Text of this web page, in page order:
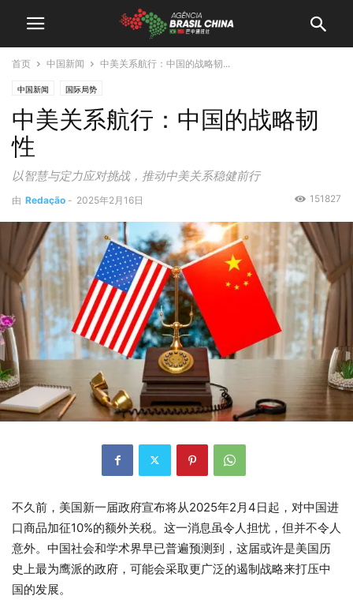
首页 中国新闻 中美关系航行：中国的战略韧...
中国新闻 国际局势
中美关系航行：中国的战略韧
性
以智慧与定力应对挑战，推动中美关系稳健前行
由 Redação - 2025年2月16日 151827
不久前，美国新一届政府宣布将从2025年2月4日起，对中国进
口商品加征10%的额外关税。这一消息虽令人担忧，但并不令人
意外。中国社会和学术界早已普遍预测到，这届或许是美国历
史上最为鹰派的政府，可能会采取更广泛的遏制战略来打压中
国的发展。